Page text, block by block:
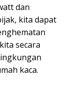
dan
kita dapat
secara
kaca.